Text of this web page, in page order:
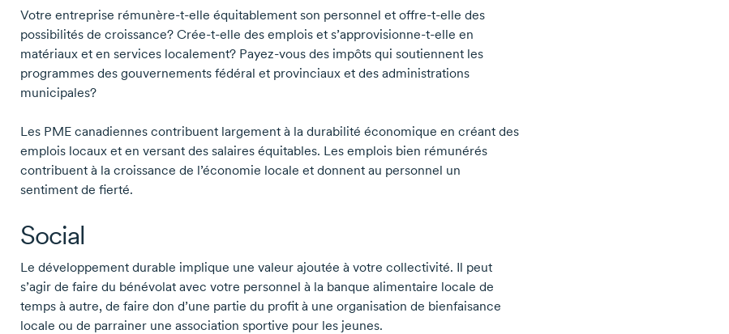
Votre entreprise rémunère-t-elle équitablement son personnel etoffre-t-elle des
possibilités de croissance?Crée-t-elle des emplois ets’approvisionne-t-elle en
matériaux et en services localement? Payez-vous des impôts qui soutiennent les
programmes des gouvernements fédéral et provinciaux et des administrations
municipales?
Les PME canadiennes contribuent largement à la durabilité économique en créant des
emplois locaux et en versant des salaires équitables. Les emplois bien rémunérés
contribuent à la croissance de l’économie locale et donnent au personnel un
sentiment de fierté.
Social
Le développement durable implique une valeur ajoutée à votre collectivité. Il peut
s’agir de faire du bénévolat avec votre personnel à la banque alimentaire locale de
temps à autre, de faire don d’une partie du profit à une organisation de bienfaisance
locale ou de parrainer une association sportive pour les jeunes.